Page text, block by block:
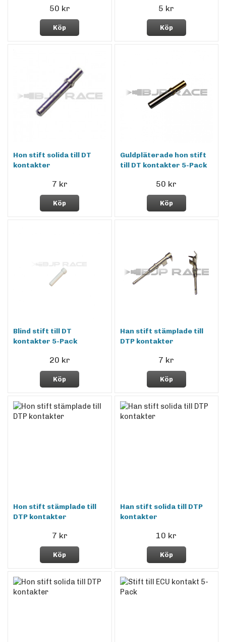
50 kr
Köp
5 kr
Köp
Hon stift solida till DT
kontakter
7 kr
Köp
Guldpläterade hon stift
till DT kontakter 5-Pack
50 kr
Köp
Blind stift till DT
kontakter 5-Pack
20 kr
Köp
Han stift stämplade till
DTP kontakter
7 kr
Köp
Hon stift stämplade till
DTP kontakter
7 kr
Köp
Han stift solida till DTP
kontakter
10 kr
Köp